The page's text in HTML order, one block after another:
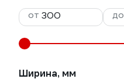
от
до
Ширина, мм